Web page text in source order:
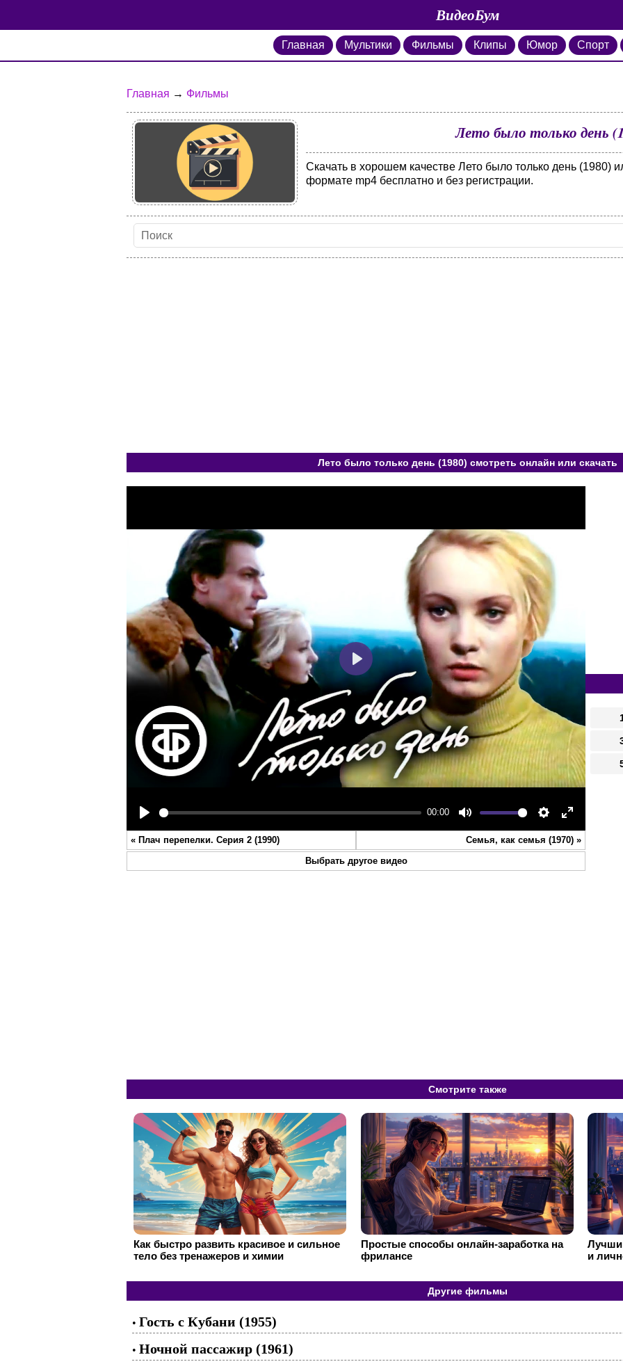
ВидеоБум
Главная Мультики Фильмы Клипы Юмор Спорт
Главная → Фильмы
Лето было только день
Скачать в хорошем качестве Лето было только день (1980)
формате mp4 бесплатно и без регистрации.
Лето было только день (1980) смотреть онлайн или скачать
Play
00:00
Mute Settings
Enter
fullscreen
Play
« Плач перепелки. Серия 2 (1990) Семья, как семья (1970) »
Выбрать другое видео
Смотрите также
Как быстро развить красивое и сильное
тело без тренажеров и химии
Простые способы онлайн-заработка на
фрилансе
и
Другие фильмы
• Гость с Кубани (1955)
• Ночной пассажир (1961)